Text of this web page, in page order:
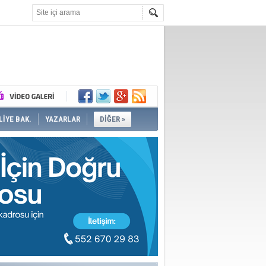
BAK. YAZARLAR DİĞER »